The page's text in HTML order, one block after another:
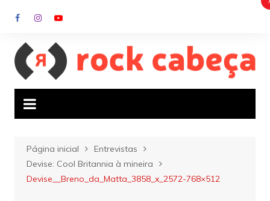
para
conteúdo
Página inicial
Entrevistas
Devise: Cool Britannia à mineira
Devise__Breno_da_Matta_3858_x_2572-768×512